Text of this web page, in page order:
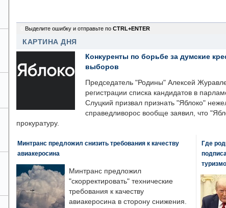
Выделите ошибку и отправьте по CTRL+ENTER
КАРТИНА ДНЯ
Конкуренты по борьбе за думские
выборов
Председатель "Родины" Алексей
регистрации списка кандидатов в
Слуцкий призвал признать "Яблоко"
справедливорос вообще заявил, что
прокуратуру.
Минтранс предложил снизить требования к качеству
авиакеросина
Минтранс предложил
"скорректировать" технические
требования к качеству
авиакеросина в сторону снижения.
Где